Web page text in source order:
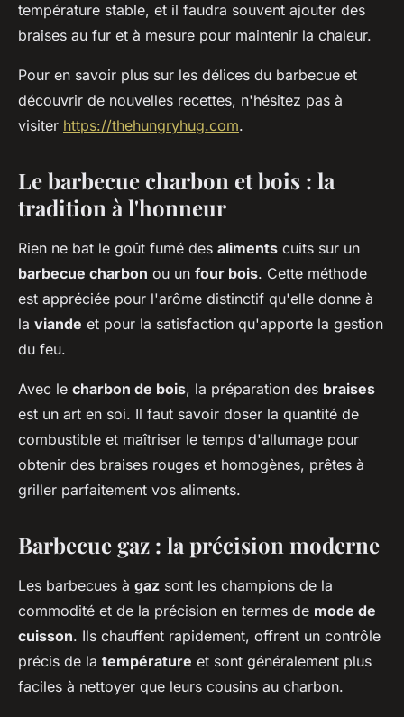
température stable, et il faudra souvent ajouter des
braises au fur et à mesure pour maintenir la chaleur.
Pour en savoir plus sur les délices du barbecue et
découvrir de nouvelles recettes, n'hésitez pas à
visiter https://thehungryhug.com.
Le barbecue charbon et bois : la
tradition à l'honneur
Rien ne bat le goût fumé des aliments cuits sur un
barbecue charbon ou un four bois. Cette méthode
est appréciée pour l'arôme distinctif qu'elle donne à
la viande et pour la satisfaction qu'apporte la gestion
du feu.
Avec le charbon de bois, la préparation des braises
est un art en soi. Il faut savoir doser la quantité de
combustible et maîtriser le temps d'allumage pour
obtenir des braises rouges et homogènes, prêtes à
griller parfaitement vos aliments.
Barbecue gaz : la précision moderne
Les barbecues à gaz sont les champions de la
commodité et de la précision en termes de mode de
cuisson. Ils chauffent rapidement, offrent un contrôle
précis de la température et sont généralement plus
faciles à nettoyer que leurs cousins au charbon.